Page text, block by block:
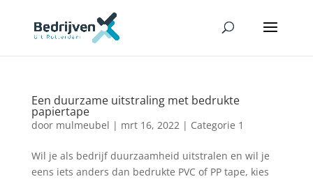
Een duurzame uitstraling met bedrukte
papiertape
door mulmeubel | mrt 16, 2022| Categorie 1
Wil je als bedrijf duurzaamheid uitstralen en wil je
eens iets anders dan bedrukte PVC of PP tape, kies